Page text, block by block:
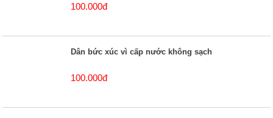
100.000đ
Dân bức xúc vì cấp nước không sạch
100.000đ